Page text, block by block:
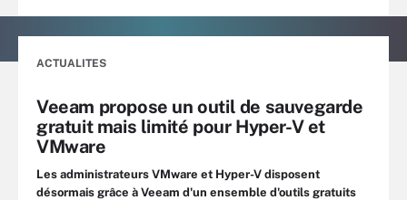
ACTUALITES
Veeam propose un outil de sauvegarde
gratuit mais limité pour Hyper-V et
VMware
Les administrateurs VMware et Hyper-V disposent
désormais grâce à Veeam d'un ensemble d'outils gratuits